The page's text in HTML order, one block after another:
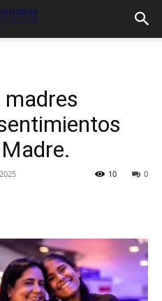
madres
0
10